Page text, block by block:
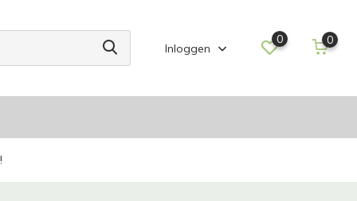
Inloggen
0 0